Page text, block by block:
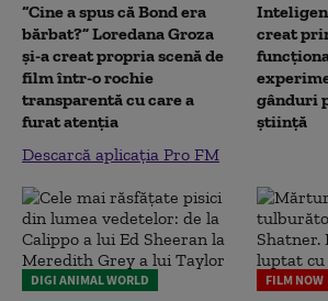
“Cine a spus că Bond era
bărbat?” Loredana Groza
și-a creat propria scenă de
film într-o rochie
transparentă cu care a
furat atenția
Descarcă aplicația Pro FM
creat
gânduri
știință
DIGI ANIMAL WORLD FILM NOW